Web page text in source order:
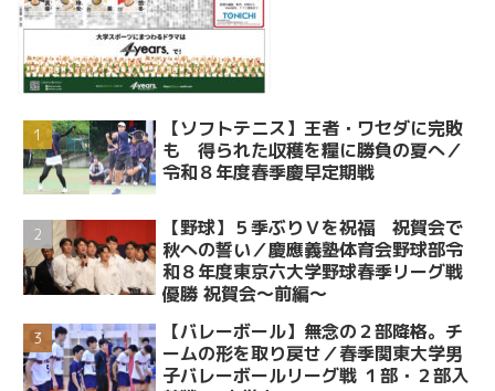
【ソフトテニス】王者・ワセダに完敗
も 得られた収穫を糧に勝負の夏へ／
令和８年度春季慶早定期戦
【野球】５季ぶりＶを祝福 祝賀会で
秋への誓い／慶應義塾体育会野球部令
和８年度東京六大学野球春季リーグ戦
優勝 祝賀会～前編～
【バレーボール】無念の２部降格。チ
ームの形を取り戻せ／春季関東大学男
子バレーボールリーグ戦 １部・２部入